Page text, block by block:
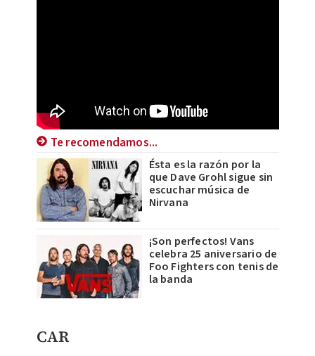
Te recomendamos...
Ésta es la razón por la
que Dave Grohl sigue sin
escuchar música de
Nirvana
¡Son perfectos! Vans
celebra 25 aniversario de
Foo Fighters con tenis de
la banda
CAR